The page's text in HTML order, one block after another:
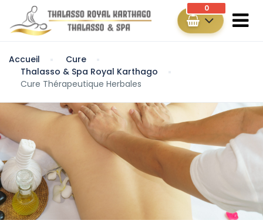
0
Accueil
Cure
Thalasso & Spa Royal Karthago
Cure Thérapeutique Herbales